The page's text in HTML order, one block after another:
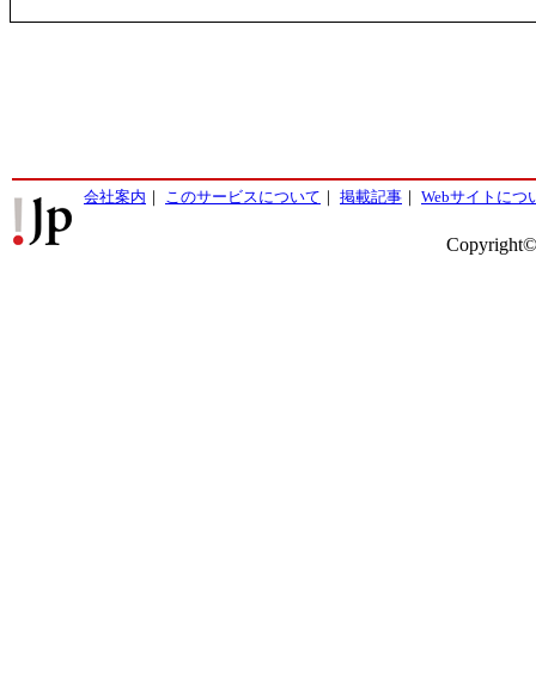
会社案内 ｜ このサービスについて ｜ 掲載記事 ｜ Webサイトにつ